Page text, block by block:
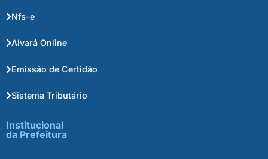
Nfs-e
Alvará Online
Emissão de Certidão
Sistema Tributário
Institucional
da Prefeitura